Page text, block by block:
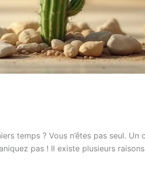
temps ? Vous n’êtes pas seul.
pas ! Il existe plusieurs